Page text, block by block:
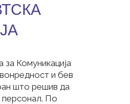
за Комуникација
и бев
што решив да
персонал. По